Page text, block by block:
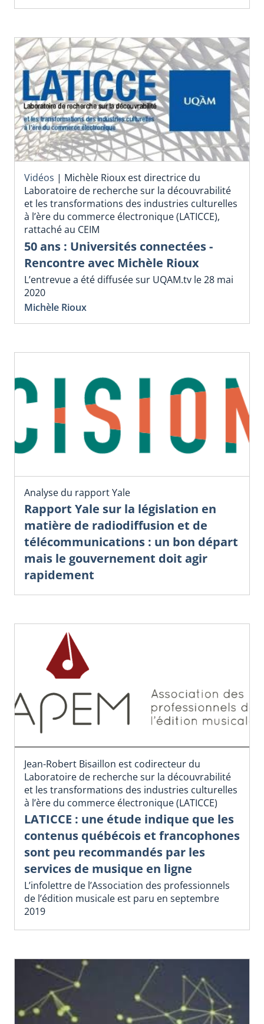
Vidéos | Michèle Rioux est directrice du
Laboratoire de recherche sur la découvrabilité
et les transformations des industries culturelles
à l’ère du commerce électronique (LATICCE),
rattaché au CEIM
50 ans : Universités connectées -
Rencontre avec Michèle Rioux
L’entrevue a été diffusée sur UQAM.tv le 28 mai
2020
Michèle Rioux
Analyse du rapport Yale
Rapport Yale sur la législation en
matière de radiodiffusion et de
télécommunications : un bon départ
mais le gouvernement doit agir
rapidement
Jean-Robert Bisaillon est codirecteur du
Laboratoire de recherche sur la découvrabilité
et les transformations des industries culturelles
à l’ère du commerce électronique (LATICCE)
LATICCE : une étude indique que les
contenus québécois et francophones
sont peu recommandés par les
services de musique en ligne
L’infolettre de l’Association des professionnels
de l’édition musicale est paru en septembre
2019